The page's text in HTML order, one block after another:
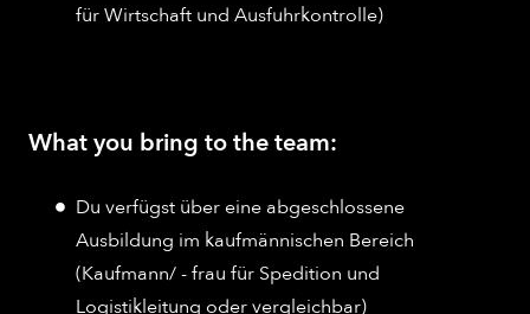
für Wirtschaft und Ausfuhrkontrolle)
What you bring to the team:
Du verfügst über eine abgeschlossene
Ausbildung im kaufmännischen Bereich
(Kaufmann/ - frau für Spedition und
Logistikleitung oder vergleichbar)